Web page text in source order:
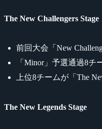
The New Challengers Stage
前回大会「New
「Minor」予選通過8チ
上位8チームが「The
The New Legends Stage